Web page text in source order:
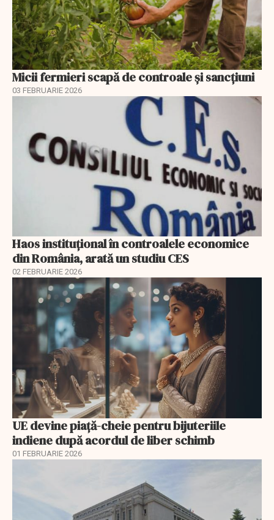
Micii fermieri scapă de controale și sancțiuni
03 FEBRUARIE 2026
Haos instituțional în controalele economice
din România, arată un studiu CES
02 FEBRUARIE 2026
UE devine piață-cheie pentru bijuteriile
indiene după acordul de liber schimb
01 FEBRUARIE 2026